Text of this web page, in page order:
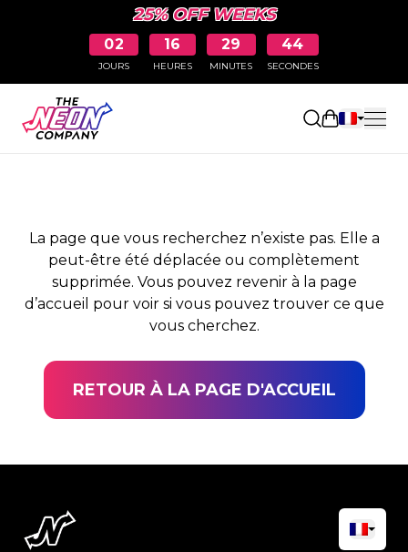
25% OFF WEEKS
02
JOURS
16
HEURES
29
MINUTES
43
SECONDES
Ouvrir le
PAGE NON TROUVÉE
La page que vous recherchez n’existe pas. Elle a
peut-être été déplacée ou complètement
supprimée. Vous pouvez revenir à la page
d’accueil pour voir si vous pouvez trouver ce que
vous cherchez.
RETOUR À LA PAGE D'ACCUEIL